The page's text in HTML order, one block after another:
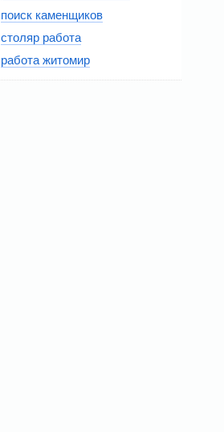
поиск каменщиков
столяр работа
работа житомир